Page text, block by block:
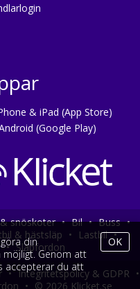
& iPad (App Store)
(Google Play)
snöskoter • Bil • Buss •
& hästsläp • Lastbil •
• Släpfordon
• Integritetspolicy & GDPR •
• © 2026 Klicket.se
din
möjligt. Genom att
accepterar du att
OK